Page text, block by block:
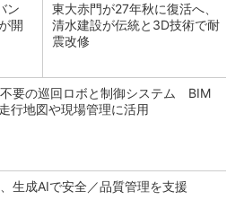
ン
開
東大赤門が27年秋に復活へ、
清水建設が伝統と3D技術で耐
震改修
要の巡回ロボと制御システム BIM
行地図や現場管理に活用
生成AIで安全／品質管理を支援